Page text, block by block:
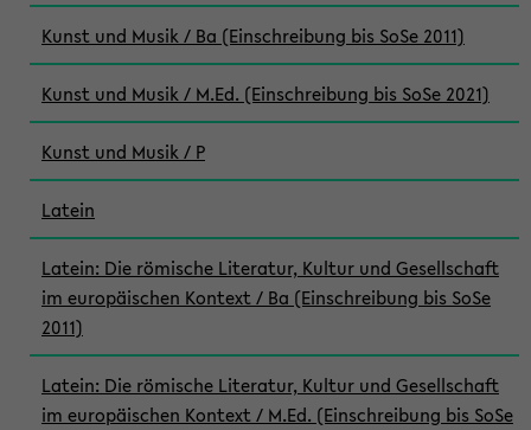
Kunst und Musik / Ba (Einschreibung bis SoSe 2011)
Kunst und Musik / M.Ed. (Einschreibung bis SoSe 2021)
Kunst und Musik / P
Latein
Latein: Die römische Literatur, Kultur und Gesellschaft
im europäischen Kontext / Ba (Einschreibung bis SoSe
2011)
Latein: Die römische Literatur, Kultur und Gesellschaft
im europäischen Kontext / M.Ed. (Einschreibung bis SoSe